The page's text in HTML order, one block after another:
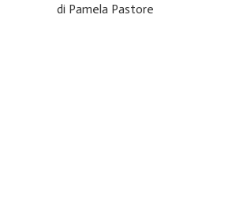
di Pamela Pastore